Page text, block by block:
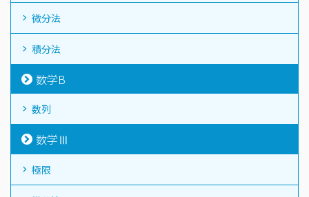
微分法
積分法
数学B
数列
数学Ⅲ
極限